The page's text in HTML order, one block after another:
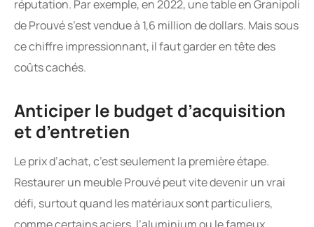
réputation. Par exemple, en 2022, une table en Granipoli
de Prouvé s’est vendue à 1,6 million de dollars. Mais sous
ce chiffre impressionnant, il faut garder en tête des
coûts cachés.
Anticiper le budget d’acquisition
et d’entretien
Le prix d’achat, c’est seulement la première étape.
Restaurer un meuble Prouvé peut vite devenir un vrai
défi, surtout quand les matériaux sont particuliers,